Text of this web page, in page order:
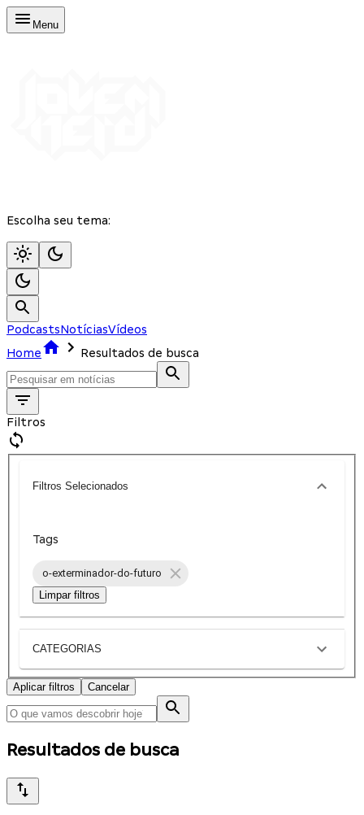
Menu
Escolha seu tema:
PodcastsNotíciasVídeos
Home
Resultados de busca
Filtros
Filtros Selecionados
Tags
o-exterminador-do-futuro
Limpar filtros
CATEGORIAS
Aplicar filtros Cancelar
Resultados de busca